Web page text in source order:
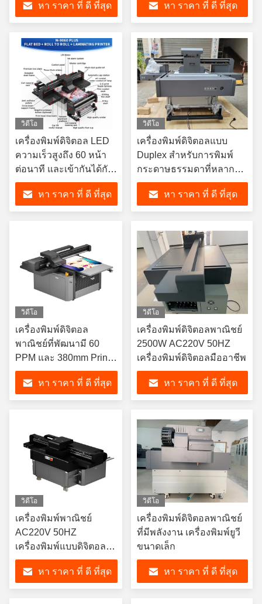
หา ราคา ที่ ดี ที่สุด
หา ราคา ที่ ดี ที่สุด
วิดีโอ
เครื่องพิมพ์ดิจิตอล LED
ความเร็วสูงถึง 60 หน้า
ต่อนาที และเข้ากันได้กับ
Windows Mac
หา ราคา ที่ ดี ที่สุด
วิดีโอ
เครื่องพิมพ์ดิจิตอลแบบ
Duplex สําหรับการพิมพ์
กระดาษธรรมดาที่หลาก
หลาย
หา ราคา ที่ ดี ที่สุด
วิดีโอ
เครื่องพิมพ์ดิจิตอล
พาณิชย์ที่พัฒนามี 60
PPM และ 380mm Print
Platform Lift
หา ราคา ที่ ดี ที่สุด
วิดีโอ
เครื่องพิมพ์ดิจิตอลพาณิชย์
2500W AC220V 50HZ
เครื่องพิมพ์ดิจิตอลมืออาชีพ
หา ราคา ที่ ดี ที่สุด
วิดีโอ
เครื่องพิมพ์พาณิชย์
AC220V 50HZ
เครื่องพิมพ์แบบดิจิตอลยูวี
ที่มีความแรง
หา ราคา ที่ ดี ที่สุด
วิดีโอ
เครื่องพิมพ์ดิจิตอลพาณิชย์
ที่มีพลังงาน เครื่องพิมพ์ยูวี
ขนาดเล็ก
หา ราคา ที่ ดี ที่สุด